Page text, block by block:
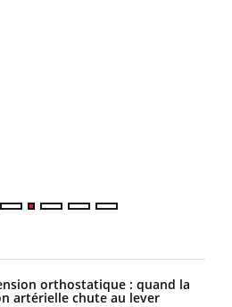
orthostatique : quand la
artérielle chute au lever